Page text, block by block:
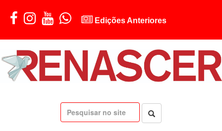
Edições Anteriores